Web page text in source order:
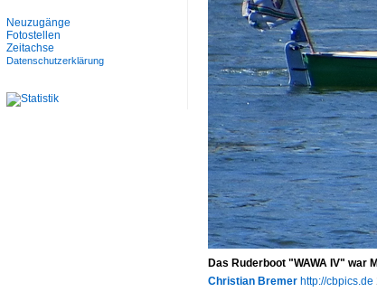
Das Ruderboot "WAWA IV" war
Christian Bremer http://cbpics.de
Neuzugänge
Fotostellen
Zeitachse
Datenschutzerklärung